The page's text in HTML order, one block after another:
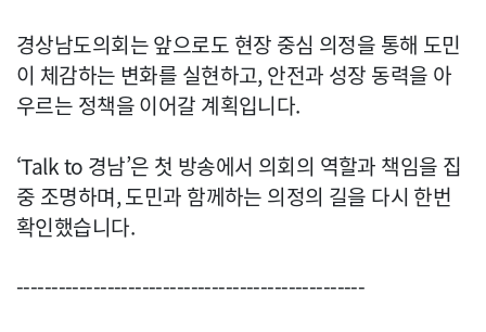
경상남도의회는 앞으로도 현장 중심 의정을 통해 도민
이 체감하는 변화를 실현하고, 안전과 성장 동력을 아
우르는 정책을 이어갈 계획입니다.
‘Talk to 경남’은 첫 방송에서 의회의 역할과 책임을 집
중 조명하며, 도민과 함께하는 의정의 길을 다시 한번
확인했습니다.
--------------------------------------------------